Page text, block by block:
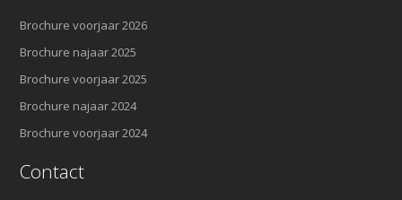
Brochure voorjaar 2026
Brochure najaar 2025
Brochure voorjaar 2025
Brochure najaar 2024
Brochure voorjaar 2024
Contact